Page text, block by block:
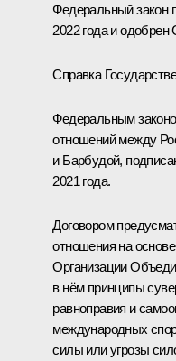
Федеральный закон
2022 года и
Справка
Федеральным
отношений между
и Барбудой,
2021 года.
Договором
отношения на
Организации
в нём принципы
равноправия и
международных
силы или угрозы